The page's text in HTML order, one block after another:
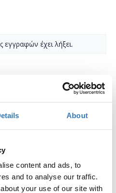
About
content and ads, to
and to analyse our traffic.
your use of our site with
εγγραφών έχει λήξει.
φάσεις
, κάθως η συνέχεια
BC FE
FE.